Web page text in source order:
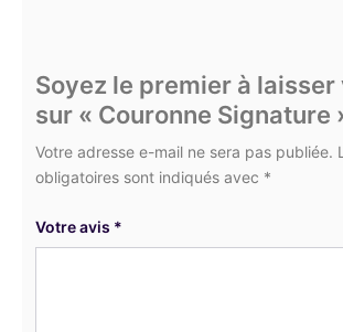
Soyez le premier à
sur « Couronne Signature
Votre adresse e-mail ne sera pas publiée.
obligatoires sont indiqués avec *
Votre avis *